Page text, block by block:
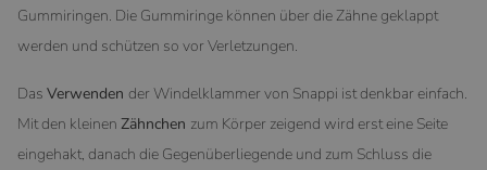
Gummiringen. Die Gummiringe können über die Zähne geklappt
werden und schützen so vor Verletzungen.
Das Verwenden der Windelklammer von Snappi ist denkbar einfach.
Mit den kleinen Zähnchen zum Körper zeigend wird erst eine Seite
eingehakt, danach die Gegenüberliegende und zum Schluss die